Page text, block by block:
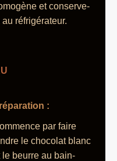
et conserve-
au réfrigérateur.
:
par faire
le chocolat blanc
le beurre au bain-